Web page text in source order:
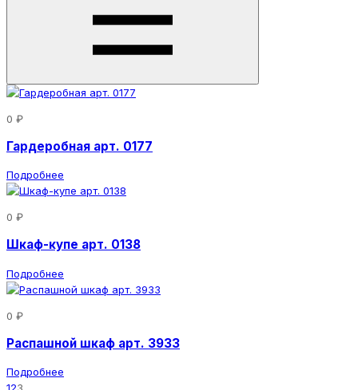
0 ₽
Гардеробная арт. 0177
Подробнее
0 ₽
Шкаф-купе арт. 0138
Подробнее
0 ₽
Распашной шкаф арт. 3933
Подробнее